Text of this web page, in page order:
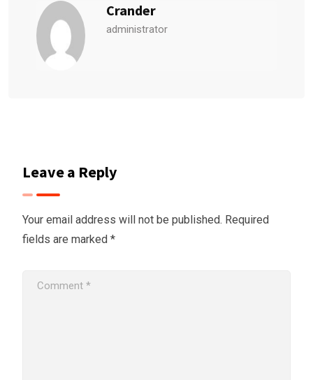
Crander
administrator
Leave a Reply
Your email address will not be published. Required
fields are marked *